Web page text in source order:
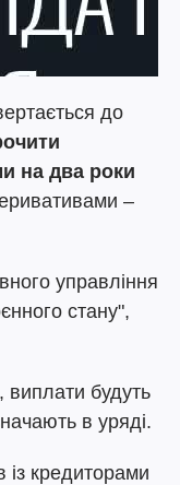
до
на два роки
–
управління
стану",
будуть
в уряді.
із кредиторами